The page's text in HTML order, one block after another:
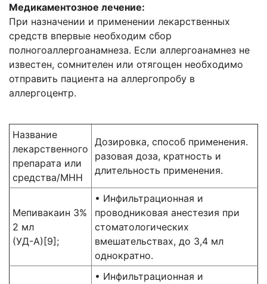
Медикаментозное лечение:
При назначении и применении лекарственных
средств впервые необходим сбор
полногоаллергоанамнеза. Если аллергоанамнез не
известен, сомнителен или отягощен необходимо
отправить пациента на аллергопробу в
аллергоцентр.
Название
лекарственного
препарата или
средства/МНН
Дозировка, способ применения.
разовая доза, кратность и
длительность применения.
Мепивакаин 3%
2 мл
(УД-А)[9];
• Инфильтрационная и
проводниковая анестезия при
стоматологических
вмешательствах, до 3,4 мл
однократно.
• Инфильтрационная и